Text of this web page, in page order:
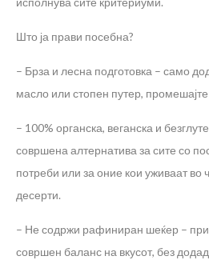
Што ја прави посебна?
– Брза и лесна подготовка – само
масло или стопен путер,
– 100% органска, веганска и
совршена алтернатива за сите со
потреби или за оние кои уживаат во
десерти.
– Не содржи рафиниран шеќер –
совршен баланс на вкусот, без